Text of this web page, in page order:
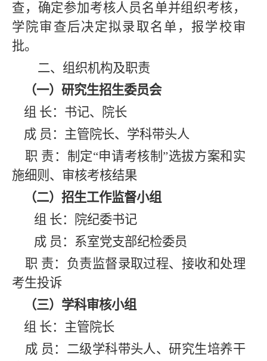
查，确定参加考核人员名单并组织考核，
学院审查后决定拟录取名单，报学校审
批。
二、组织机构及职责
（一）研究生招生委员会
组 长：书记、院长
成 员：主管院长、学科带头人
职 责：制定“申请考核制”选拔方案和实
施细则、审核考核结果
（二）招生工作监督小组
组 长：院纪委书记
成 员：系室党支部纪检委员
职 责：负责监督录取过程、接收和处理
考生投诉
（三）学科审核小组
组 长：主管院长
成 员：二级学科带头人、研究生培养干